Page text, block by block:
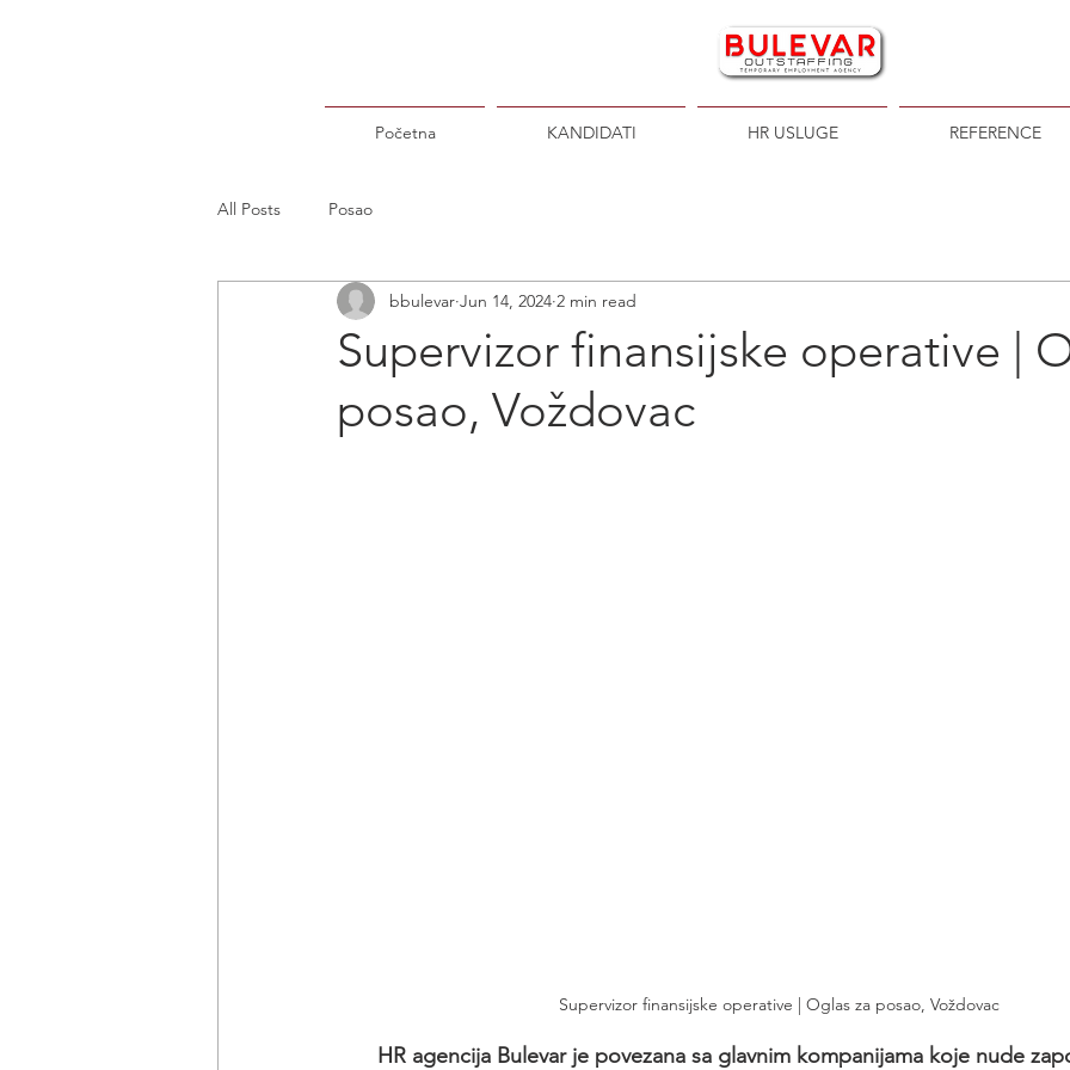
Početna KANDIDATI HR USLUGE REFERENCE
All Posts Posao
Supervizor finansijske operative |
posao, Voždovac
bbulevar Jun 14, 2024 2 min read
Supervizor finansijske operative | Oglas za posao, Voždovac
HR agencija Bulevar je povezana sa glavnim kompanijama koje nude